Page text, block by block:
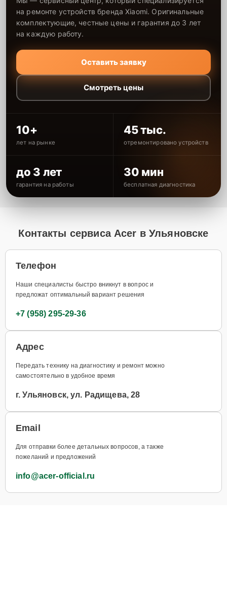
на ремонте устройств бренда Xiaomi. Оригинальные
комплектующие, честные цены и гарантия до 3 лет
на каждую работу.
Оставить заявку
Смотреть цены
10+
лет на рынке
45 тыс.
отремонтировано устройств
до 3 лет
гарантия на работы
30 мин
бесплатная диагностика
Контакты сервиса Acer в Ульяновске
Телефон
Наши специалисты быстро вникнут в вопрос и
предложат оптимальный вариант решения
+7 (958) 295-29-36
Адрес
Передать технику на диагностику и ремонт можно
самостоятельно в удобное время
г. Ульяновск, ул. Радищева, 28
Email
Для отправки более детальных вопросов, а также
пожеланий и предложений
info@acer-official.ru